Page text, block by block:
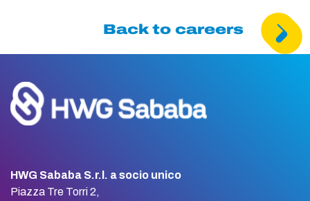
Back to careers
HWG Sababa S.r.l. a socio unico
Piazza Tre Torri 2,